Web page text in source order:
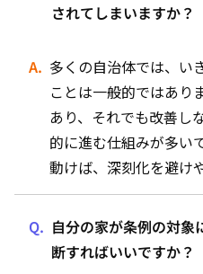
されてしまいますか？
多くの自治体では、い
ことは一般的ではあり
あり、それでも改善し
的に進む仕組みが多い
動けば、深刻化を避け
自分の家が条例の対象
断すればいいですか？